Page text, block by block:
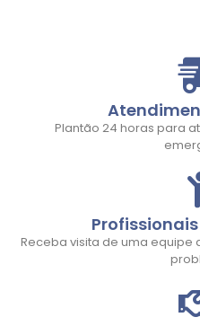
Plantão 24 horas para
Receba visita de uma equipe